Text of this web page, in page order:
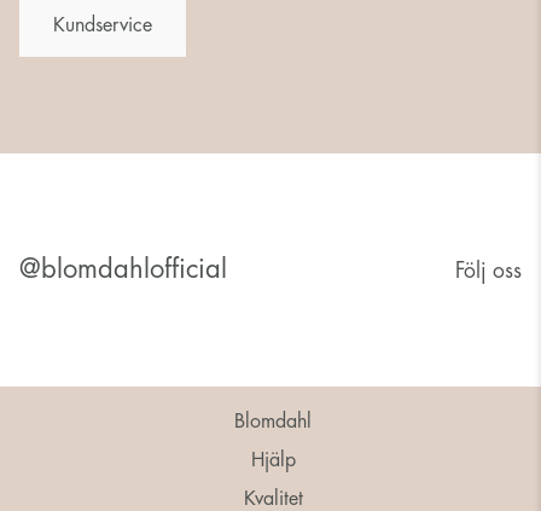
Kundservice
@blomdahlofficial Följ oss
Blomdahl
Hjälp
Kvalitet